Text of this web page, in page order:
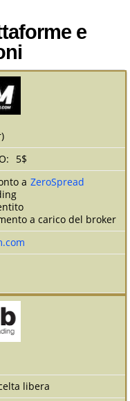
e
5$
a ZeroSpread
a carico del broker
libera